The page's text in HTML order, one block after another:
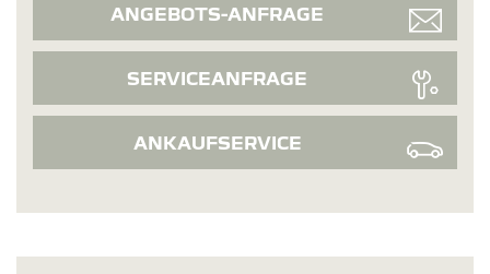
ANGEBOTS-ANFRAGE
SERVICEANFRAGE
ANKAUFSERVICE